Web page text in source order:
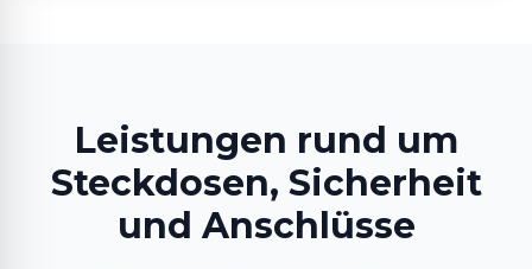
Leistungen rund um
Steckdosen, Sicherheit
und Anschlüsse